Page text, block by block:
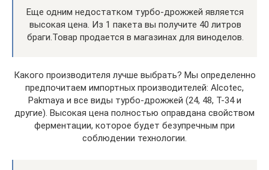
Еще одним недостатком турбо-дрожжей является
высокая цена. Из 1 пакета вы получите 40 литров
браги.Товар продается в магазинах для виноделов.
Какого производителя лучше выбрать? Мы определенно
предпочитаем импортных производителей: Alcotec,
Pakmaya и все виды турбо-дрожжей (24, 48, T-34 и
другие). Высокая цена полностью оправдана свойством
ферментации, которое будет безупречным при
соблюдении технологии.